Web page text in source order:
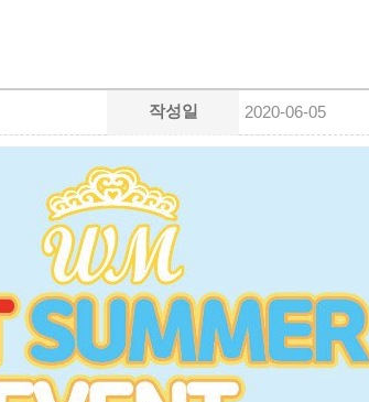
작성일 2020-06-05